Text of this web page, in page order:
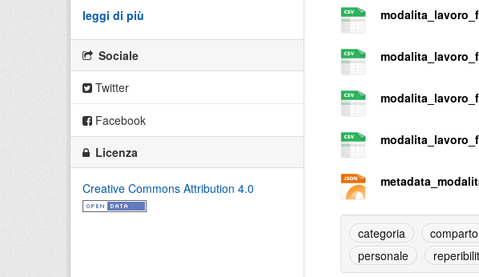
leggi di più
Sociale
Twitter
Facebook
Licenza
Creative Commons Attribution 4.0
categoria comparto
personale